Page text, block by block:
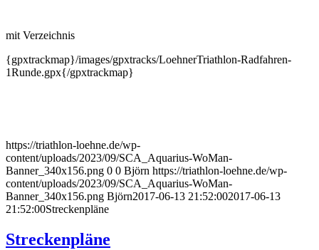
mit Verzeichnis
{gpxtrackmap}/images/gpxtracks/LoehnerTriathlon-Radfahren-
1Runde.gpx{/gpxtrackmap}
https://triathlon-loehne.de/wp-
content/uploads/2023/09/SCA_Aquarius-WoMan-
Banner_340x156.png 0 0 Björn https://triathlon-loehne.de/wp-
content/uploads/2023/09/SCA_Aquarius-WoMan-
Banner_340x156.png Björn2017-06-13 21:52:002017-06-13
21:52:00Streckenpläne
Streckenpläne